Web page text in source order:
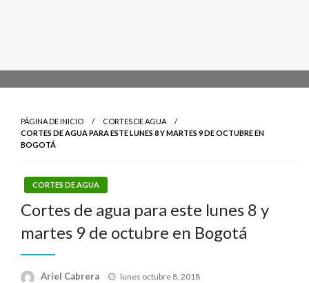
PÁGINA DE INICIO
CORTES DE AGUA
CORTES DE AGUA PARA ESTE LUNES 8 Y MARTES 9 DE OCTUBRE EN
BOGOTÁ
CORTES DE AGUA
Cortes de agua para este lunes 8 y
martes 9 de octubre en Bogotá
Ariel Cabrera
Publicado
lunes octubre 8, 2018